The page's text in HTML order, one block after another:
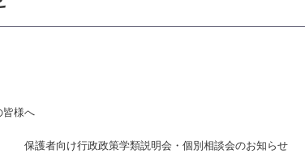
２年
皆様へ
政策学類説明会・個別相談会のお知らせ